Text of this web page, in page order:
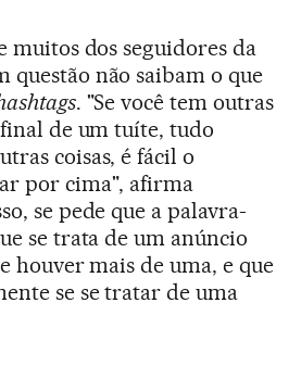
muitos dos seguidores da
questão não saibam o que
. "Se você tem outras
de um tuíte, tudo
coisas, é fácil o
por cima", afirma
se pede que a palavra-
se trata de um anúncio
houver mais de uma, e que
se se tratar de uma